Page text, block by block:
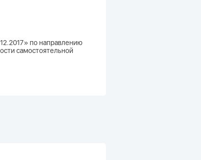
по направлению
самостоятельной